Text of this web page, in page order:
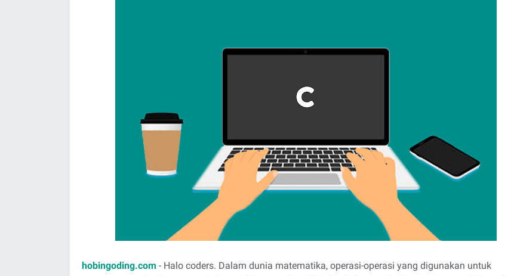
hobingoding.com - Halo coders. Dalam dunia matematika, operasi-operasi yang digunakan untuk